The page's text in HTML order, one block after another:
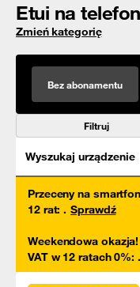
Etui na telefon
Zmień kategorię
Bez abonamentu
Filtruj
Wyszukaj urządzenie
Przeceny na
12 rat: . Sprawdź
Weekendowa
VAT w 12 ratach 0%: .